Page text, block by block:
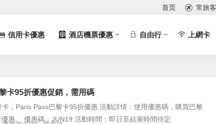
首页 常旅客
信用卡優惠 酒店機票優惠 自由行 上網卡
卡95折優惠促銷，需用碼
，Paris Pass巴黎卡95折優惠 活動詳情：使用優惠碼，購買巴黎
惠。 優惠碼：JUN19 活動時間：即日至結束時間待定